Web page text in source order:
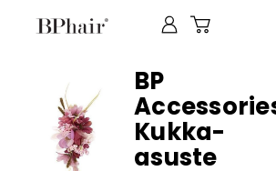
BP
Kukka-
asuste